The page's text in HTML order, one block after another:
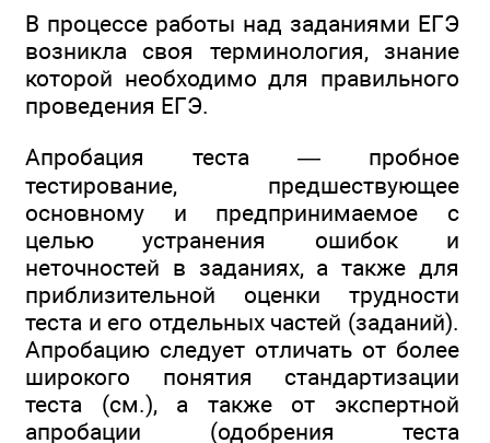
В процессе работы над заданиями ЕГЭ
возникла своя терминология, знание
которой необходимо для правильного
проведения ЕГЭ.
Апробация теста — пробное
тестирование, предшествующее
основному и предпринимаемое с
целью устранения ошибок и
неточностей в заданиях, а также для
приблизительной оценки трудности
теста и его отдельных частей (заданий).
Апробацию следует отличать от более
широкого понятия стандартизации
теста (см.), а также от экспертной
апробации (одобрения теста